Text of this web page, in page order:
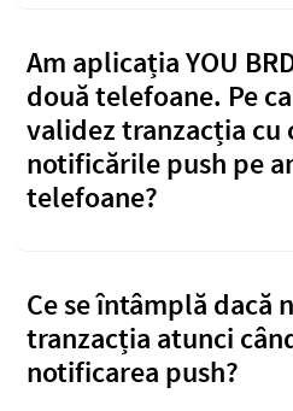
Am aplicația YOU
două telefoane. Pe
validez tranzacția cu
notificările push pe
telefoane?
Ce se întâmplă dacă
tranzacția atunci
notificarea push?